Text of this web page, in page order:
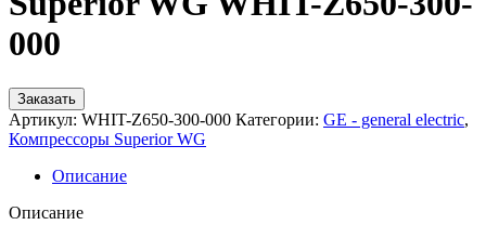
000
Заказать
Артикул: WHIT-Z650-300-000 Категории: GE - general electric,
Компрессоры Superior WG
Описание
Описание